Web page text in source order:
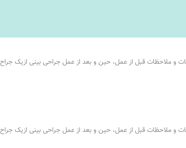
و ملاحظات قبل از عمل، حین و بعد از عمل جراحی بینی ازیک جراح
و ملاحظات قبل از عمل، حین و بعد از عمل جراحی بینی ازیک جراح